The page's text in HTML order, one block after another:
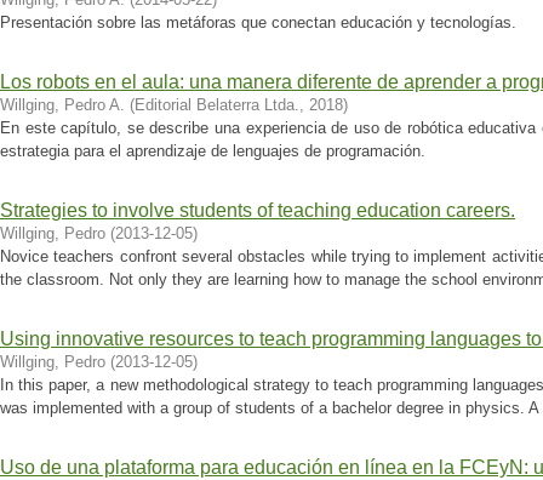
Presentación sobre las metáforas que conectan educación y tecnologías.
Los robots en el aula: una manera diferente de aprender a
Willging, Pedro A. (Editorial Belaterra Ltda., 2018)
En este capítulo, se describe una experiencia de uso de robótica
estrategia para el aprendizaje de lenguajes de programación.
Strategies to involve students of teaching education careers.
Willging, Pedro (2013-12-05)
Novice teachers confront several obstacles while trying to implement
the classroom. Not only they are learning how to manage the school
Using innovative resources to teach programming languages
Willging, Pedro (2013-12-05)
In this paper, a new methodological strategy to teach programming
was implemented with a group of students of a bachelor degree in physics.
Uso de una plataforma para educación en línea en la FCEyN: